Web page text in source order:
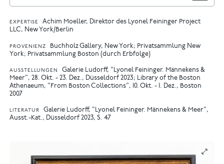
EXPERTISE
Achim Moeller, Direktor des Lyonel Feininger Project
LLC, New York/Berlin
PROVENIENZ
Buchholz Gallery, New York; Privatsammlung New
York; Privatsammlung Boston (durch Erbfolge)
AUSSTELLUNGEN
Galerie Ludorff, "Lyonel Feininger. Männekens &
Meer", 28. Okt. - 23. Dez., Düsseldorf 2023
Library of the Boston
Athenaeum, "From Boston Collections", 10. Okt. - 1. Dez., Boston
2007
LITERATUR
Galerie Ludorff, "Lyonel Feininger. Männekens & Meer",
Ausst.-Kat., Düsseldorf 2023, S. 47